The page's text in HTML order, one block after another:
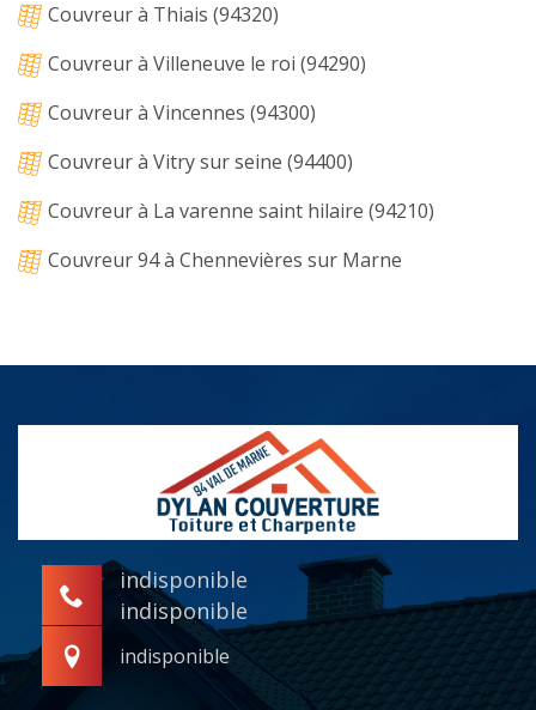
Couvreur à Thiais (94320)
Couvreur à Villeneuve le roi (94290)
Couvreur à Vincennes (94300)
Couvreur à Vitry sur seine (94400)
Couvreur à La varenne saint hilaire (94210)
Couvreur 94 à Chennevières sur Marne
indisponible
indisponible
indisponible